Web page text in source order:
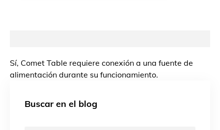
Sí, Comet Table requiere conexión a una fuente de
alimentación durante su funcionamiento.
Buscar en el blog